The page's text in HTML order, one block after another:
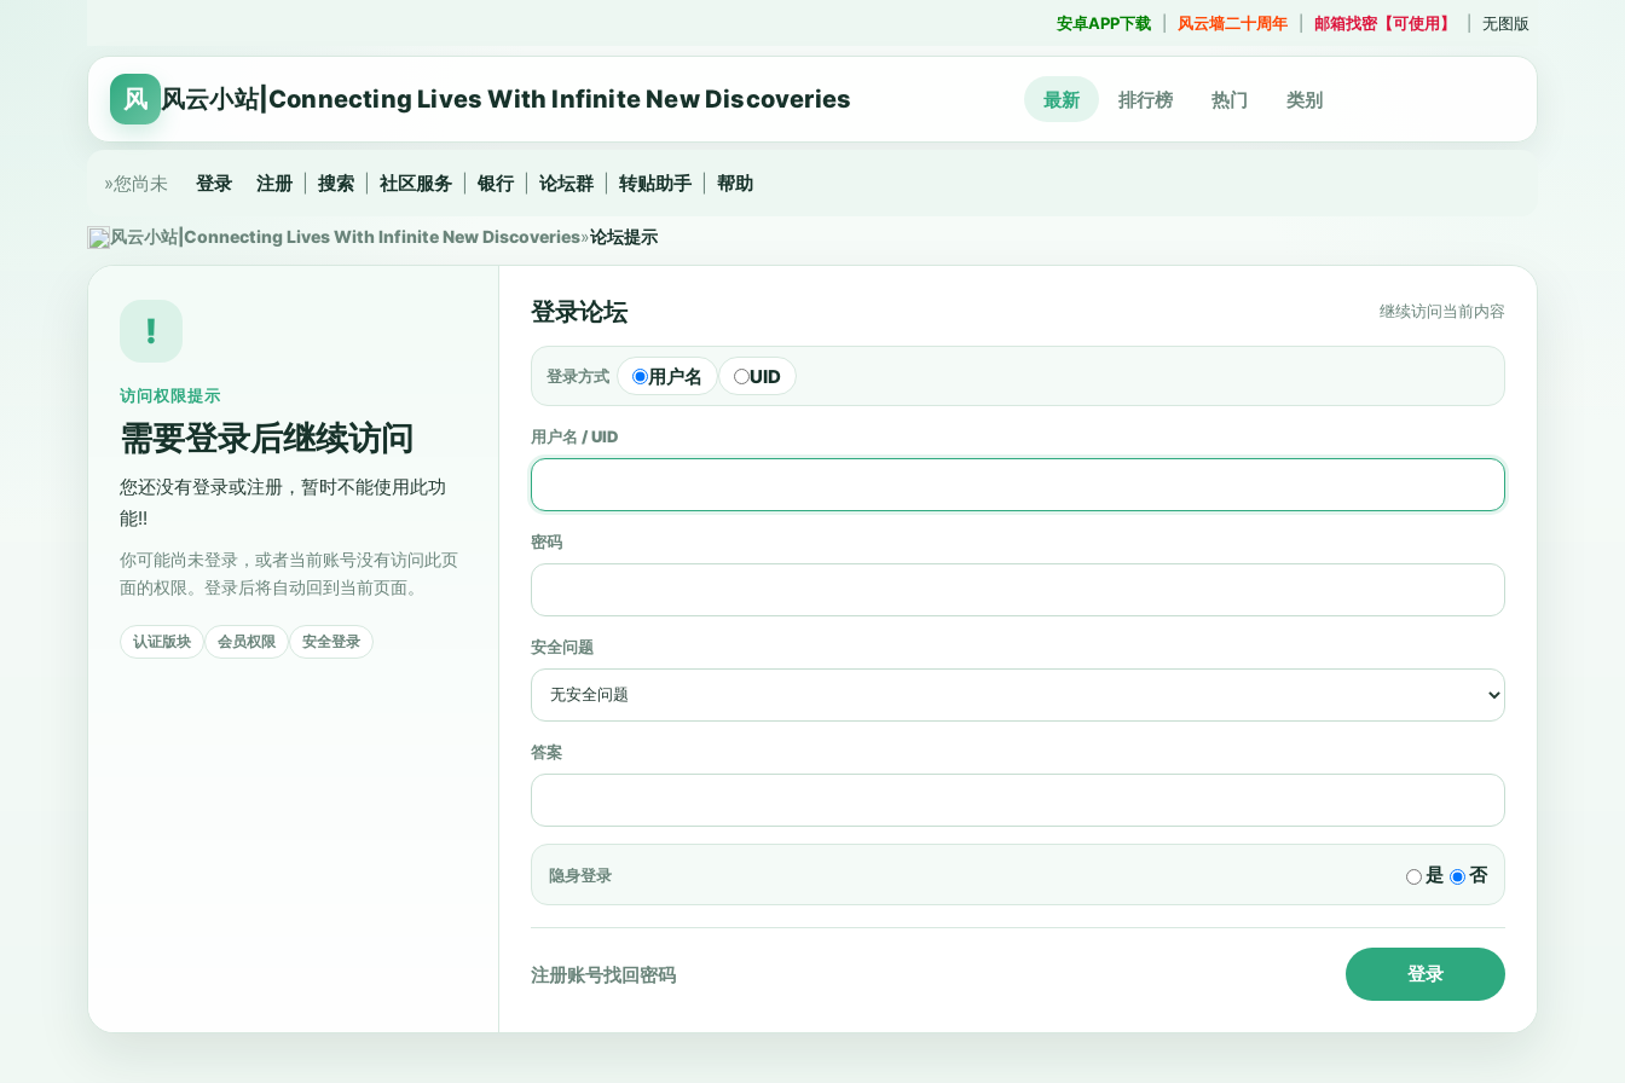
安卓APP下载 风云墙二十周年 邮箱找密【可使用】 无图版
风 风云小站|Connecting Lives With Infinite New Discoveries 最新 排行榜 热门 类别
»您尚未 登录 注册 搜索 社区服务 银行 论坛群 转贴助手 帮助
风云小站|Connecting Lives With Infinite New Discoveries»论坛提示
!
访问权限提示
需要登录后继续访问
您还没有登录或注册，暂时不能使用此功
能!!
你可能尚未登录，或者当前账号没有访问此页
面的权限。登录后将自动回到当前页面。
认证版块 会员权限 安全登录
登录论坛 继续访问当前内容
登录方式 用户名 UID
用户名 / UID
密码
安全问题
答案
隐身登录 是 否
注册账号找回密码 登录